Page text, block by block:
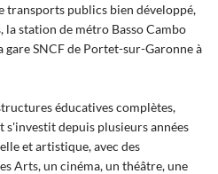
transports publics bien développé,
station de métro Basso Cambo
gare SNCF de Portet-sur-Garonne à
éducatives complètes,
s'investit depuis plusieurs années
et artistique, avec des
Arts, un cinéma, un théâtre, une